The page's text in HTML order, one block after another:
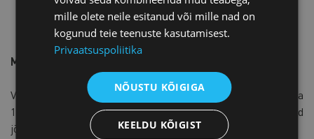
Millal jõustub?
Välismaalaste seaduse muudatused jõustuvad 2019. aasta
1. aprillil ja rahvastikuregistri seaduse muudatused
jõustuvad 2021. aasta 1. jaanuaril.
mille olete neile esitanud või mille nad on
kogunud teie teenuste kasutamisest.
Privaatsuspoliitika
NÕUSTU KÕIGIGA
KEELDU KÕIGIST